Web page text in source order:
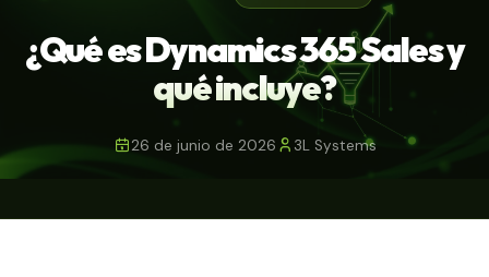
¿Qué es Dynamics 365 Sales y
qué incluye?
26 de junio de 2026 3L Systems